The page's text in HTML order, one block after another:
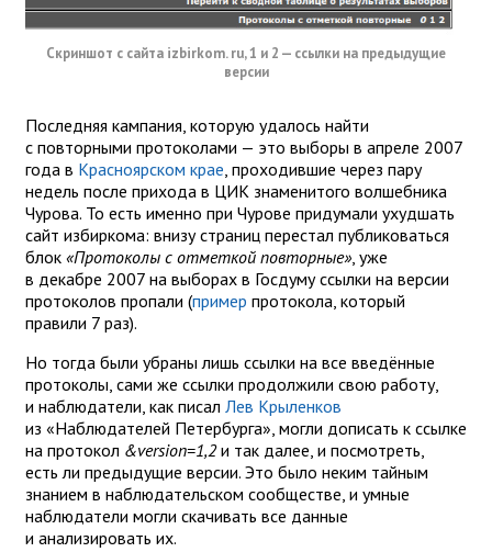
Скриншот с сайта izbirkom. ru, 1 и 2 — ссылки на предыдущие
версии
Последняя кампания, которую удалось найти
с повторными протоколами — это выборы в апреле 2007
года в Красноярском крае, проходившие через пару
недель после прихода в ЦИК знаменитого волшебника
Чурова. То есть именно при Чурове придумали ухудшать
сайт избиркома: внизу страниц перестал публиковаться
блок «Протоколы с отметкой повторные», уже
в декабре 2007 на выборах в Госдуму ссылки на версии
протоколов пропали (пример протокола, который
правили 7 раз).
Но тогда были убраны лишь ссылки на все введённые
протоколы, сами же ссылки продолжили свою работу,
и наблюдатели, как писал Лев Крыленков
из «Наблюдателей Петербурга», могли дописать к ссылке
на протокол &version=1,2и так далее, и посмотреть,
есть ли предыдущие версии. Это было неким тайным
знанием в наблюдательском сообществе, и умные
наблюдатели могли скачивать все данные
и анализировать их.